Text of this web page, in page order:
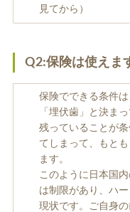
ホワイトエッセン
見てから）
Q2:保険は使えま
保険でできる条件
「埋伏歯」と決ま
残っていることが
てしまって、もと
ます。
このように日本国
は制限があり、ハ
現状です。ご自身